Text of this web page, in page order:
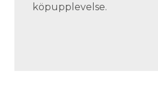
köpupplevelse.